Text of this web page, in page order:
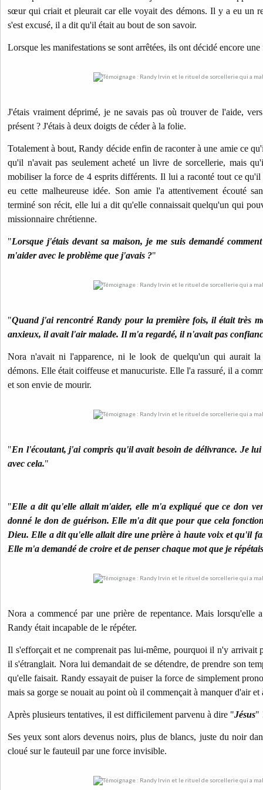
sœur qui criait et pleurait car elle voyait des démons. Il y a eu un
s'est excusé, il a dit qu'il était au bout de son savoir.
Lorsque les manifestations se sont arrêtées, ils ont décidé encore
J'étais vraiment déprimé, je ne savais pas où trouver de l'aide,
présent ? J'étais à deux doigts de céder à la folie.
Totalement à bout, Randy décide enfin de raconter à une amie ce
qu'il n'avait pas seulement acheté un livre de sorcellerie, mais
mobiliser la force de 4 esprits différents. Il lui a raconté tout ce
eu cette malheureuse idée. Son amie l'a attentivement écouté
terminé son récit, elle lui a dit qu'elle connaissait quelqu'un qui
missionnaire chrétienne.
"Lorsque j'étais devant sa maison, je me suis demandé
m'aider avec le problème que j'avais ?"
"Quand j'ai rencontré Randy pour la première fois, il était très
anxieux, il avait l'air malade. Il m'a regardé, il n'avait pas
Nora n'avait ni l'apparence, ni le look de quelqu'un qui aurait la
démons. Elle était coiffeuse et manucuriste. Elle l'a rassuré, il a
et son envie de mourir.
"En l'écoutant, j'ai compris qu'il avait besoin de délivrance. Je
avec cela."
"Elle a dit qu'elle allait m'aider, elle m'a expliqué que ce don
donné le don de guérison. Elle m'a dit que pour que cela
Dieu. Elle a dit qu'elle allait dire une prière à haute voix et qu'il
Elle m'a demandé de croire et de penser chaque mot que je
Nora a commencé par une prière de repentance. Mais lorsqu'elle
Randy était incapable de le répéter.
Il s'efforçait et ne comprenait pas lui-même, pourquoi il n'y arrivait
il s'étranglait. Nora lui demandait de se détendre, de prendre son
qu'elle faisait. Randy essayait de puiser la force de simplement
mais sa gorge se nouait au point où il commençait à manquer d'air et
Après plusieurs tentatives, il est difficilement parvenu à dire "Jésus"
Ses yeux sont alors devenus noirs, plus de blancs, juste du noir
cloué sur le fauteuil par une force invisible.